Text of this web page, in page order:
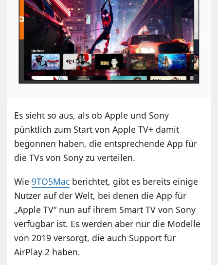
Es sieht so aus, als ob Apple und Sony
pünktlich zum Start von Apple TV+ damit
begonnen haben, die entsprechende App für
die TVs von Sony zu verteilen.
Wie 9TO5Mac berichtet, gibt es bereits einige
Nutzer auf der Welt, bei denen die App für
„Apple TV“ nun auf ihrem Smart TV von Sony
verfügbar ist. Es werden aber nur die Modelle
von 2019 versorgt, die auch Support für
AirPlay 2 haben.